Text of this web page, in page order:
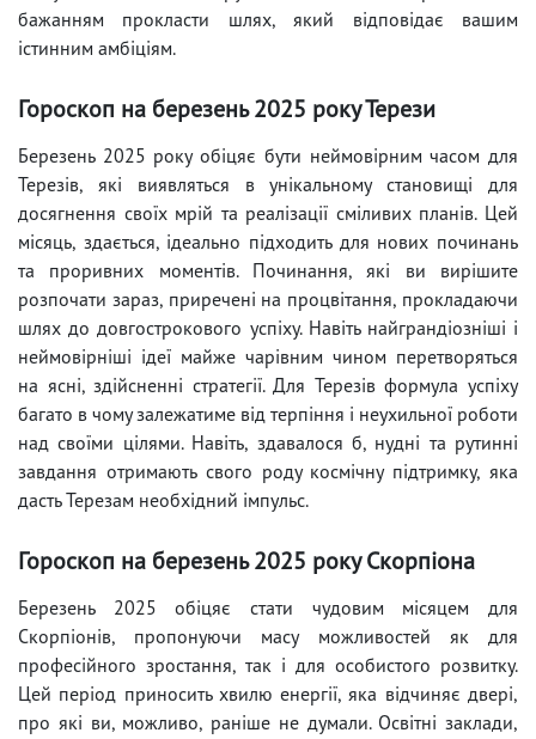
бажанням прокласти шлях, який відповідає вашим
істинним амбіціям.
Гороскоп на березень 2025 року Терези
Березень 2025 року обіцяє бути неймовірним часом для
Терезів, які виявляться в унікальному становищі для
досягнення своїх мрій та реалізації сміливих планів. Цей
місяць, здається, ідеально підходить для нових починань
та проривних моментів. Починання, які ви вирішите
розпочати зараз, приречені на процвітання, прокладаючи
шлях до довгострокового успіху. Навіть найграндіозніші і
неймовірніші ідеї майже чарівним чином перетворяться
на ясні, здійсненні стратегії. Для Терезів формула успіху
багато в чому залежатиме від терпіння і неухильної роботи
над своїми цілями. Навіть, здавалося б, нудні та рутинні
завдання отримають свого роду космічну підтримку, яка
дасть Терезам необхідний імпульс.
Гороскоп на березень 2025 року Скорпіона
Березень 2025 обіцяє стати чудовим місяцем для
Скорпіонів, пропонуючи масу можливостей як для
професійного зростання, так і для особистого розвитку.
Цей період приносить хвилю енергії, яка відчиняє двері,
про які ви, можливо, раніше не думали. Освітні заклади,